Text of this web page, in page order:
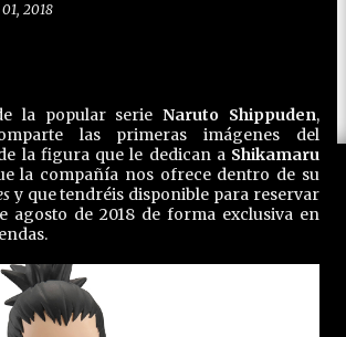
2018
la popular serieNaruto Shippuden,
las primeras imágenes del
la figura que le dedican a Shikamaru
la compañía nos ofrece dentro de su
y que tendréis disponible para reservar
agosto de 2018 de forma exclusiva en